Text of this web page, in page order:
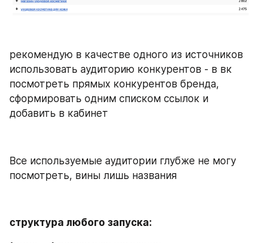
рекомендую в качестве одного из источников
использовать аудиторию конкурентов - в вк
посмотреть прямых конкурентов бренда,
сформировать одним списком ссылок и
добавить в кабинет
Все используемые аудитории глубже не могу
посмотреть, вины лишь названия
структура любого запуска: